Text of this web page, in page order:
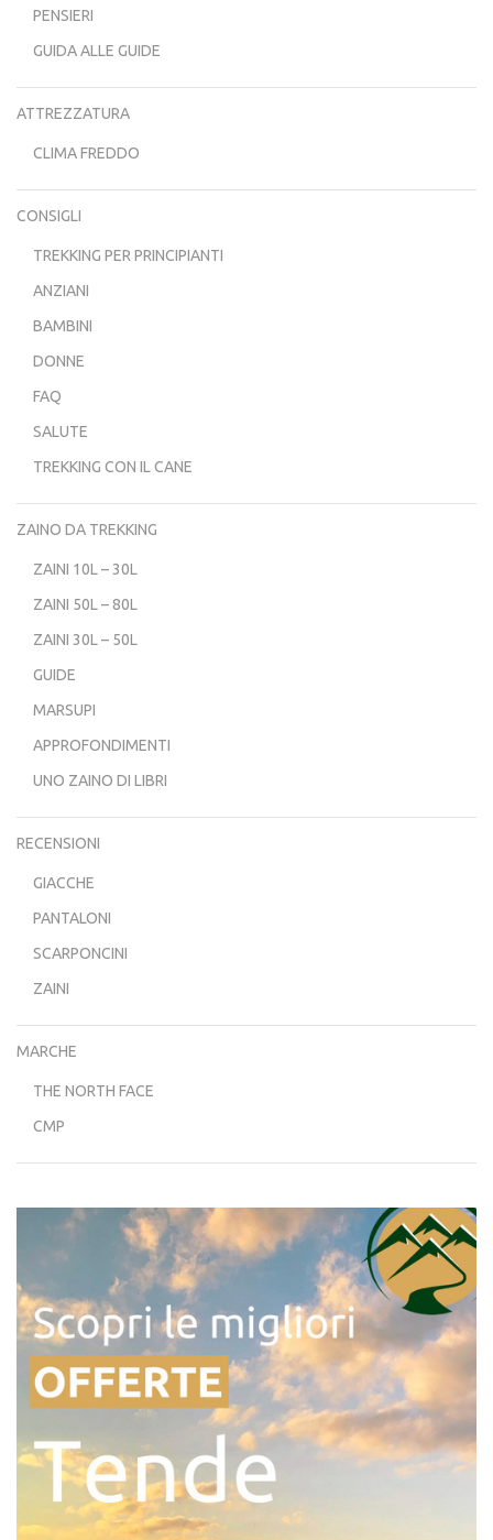
PENSIERI
GUIDA ALLE GUIDE
ATTREZZATURA
CLIMA FREDDO
CONSIGLI
TREKKING PER PRINCIPIANTI
ANZIANI
BAMBINI
DONNE
FAQ
SALUTE
TREKKING CON IL CANE
ZAINO DA TREKKING
ZAINI 10L – 30L
ZAINI 50L – 80L
ZAINI 30L – 50L
GUIDE
MARSUPI
APPROFONDIMENTI
UNO ZAINO DI LIBRI
RECENSIONI
GIACCHE
PANTALONI
SCARPONCINI
ZAINI
MARCHE
THE NORTH FACE
CMP